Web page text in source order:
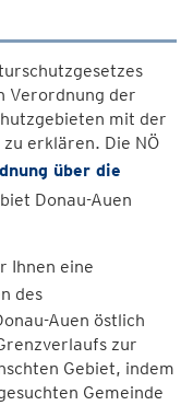
Verordnung der
mit der
erklären. Die NÖ
über die
Donau-Auen
Ihnen eine
des
Auen östlich
zur
Gebiet, indem
Gemeinde